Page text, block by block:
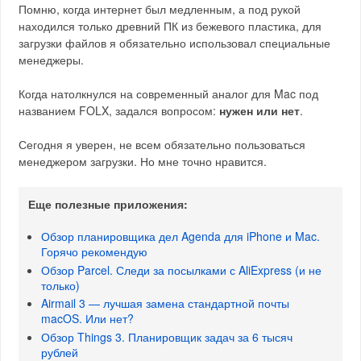
Помню, когда интернет был медленным, а под рукой
находился только древний ПК из бежевого пластика, для
загрузки файлов я обязательно использовал специальные
менеджеры.
Когда натолкнулся на современный аналог для Mac под
названием FOLX, задался вопросом: нужен или нет.
Сегодня я уверен, не всем обязательно пользоваться
менеджером загрузки. Но мне точно нравится.
Еще полезные приложения:
Обзор планировщика дел Agenda для iPhone и Mac.
Горячо рекомендую
Обзор Parcel. Следи за посылками с AliExpress (и не
только)
Airmail 3 — лучшая замена стандартной почты
macOS. Или нет?
Обзор Things 3. Планировщик задач за 6 тысяч
рублей